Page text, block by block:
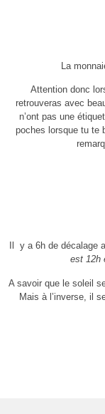
La
Attention donc
retrouveras avec
n’ont pas une
poches lorsque tu te
Il y a 6h de décalage
est 12h
A savoir que le soleil
Mais à l’inverse, il